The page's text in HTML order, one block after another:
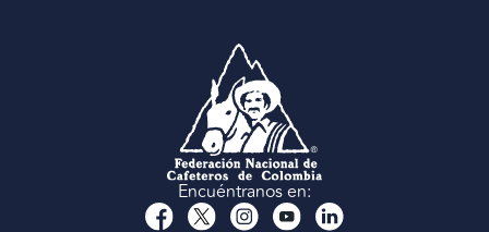
Encuéntranos en: